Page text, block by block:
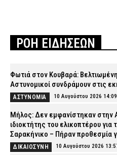
ΡΟΗ ΕΙΔΗΣΕΩΝ
Φωτιά στον Κουβαρά:
Αστυνομικοί συνδράμουν στις
ΑΣΤΥΝΟΜΙΑ 10 Αυγούστου 2026 14:09
Μήλος: Δεν εμφανίστηκαν στην
ιδιοκτήτης του ελικοπτέρου
Σαρακήνικο – Πήραν προθεσμία
ΔΙΚΑΙΟΣΥΝΗ 10 Αυγούστου 2026